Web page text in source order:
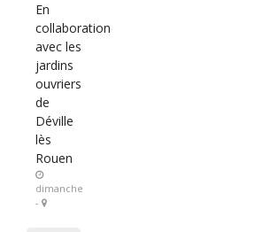
En
collaboration
avec les
jardins
ouvriers
de
Déville
lès
Rouen
dimanche
-